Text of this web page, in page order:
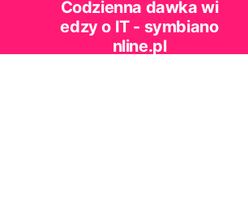
Codzienna dawka wi
edzy o IT - symbiano
nline.pl